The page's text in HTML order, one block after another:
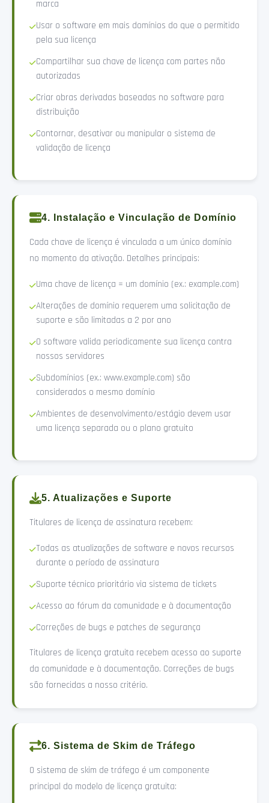
marca
Usar o software em mais domínios do que o permitido
pela sua licença
Compartilhar sua chave de licença com partes não
autorizadas
Criar obras derivadas baseadas no software para
distribuição
Contornar, desativar ou manipular o sistema de
validação de licença
4. Instalação e Vinculação de Domínio
Cada chave de licença é vinculada a um único domínio
no momento da ativação. Detalhes principais:
Uma chave de licença = um domínio (ex.: example.com)
Alterações de domínio requerem uma solicitação de
suporte e são limitadas a 2 por ano
O software valida periodicamente sua licença contra
nossos servidores
Subdomínios (ex.: www.example.com) são
considerados o mesmo domínio
Ambientes de desenvolvimento/estágio devem usar
uma licença separada ou o plano gratuito
5. Atualizações e Suporte
Titulares de licença de assinatura recebem:
Todas as atualizações de software e novos recursos
durante o período de assinatura
Suporte técnico prioritário via sistema de tickets
Acesso ao fórum da comunidade e à documentação
Correções de bugs e patches de segurança
Titulares de licença gratuita recebem acesso ao suporte
da comunidade e à documentação. Correções de bugs
são fornecidas a nosso critério.
6. Sistema de Skim de Tráfego
O sistema de skim de tráfego é um componente
principal do modelo de licença gratuita: